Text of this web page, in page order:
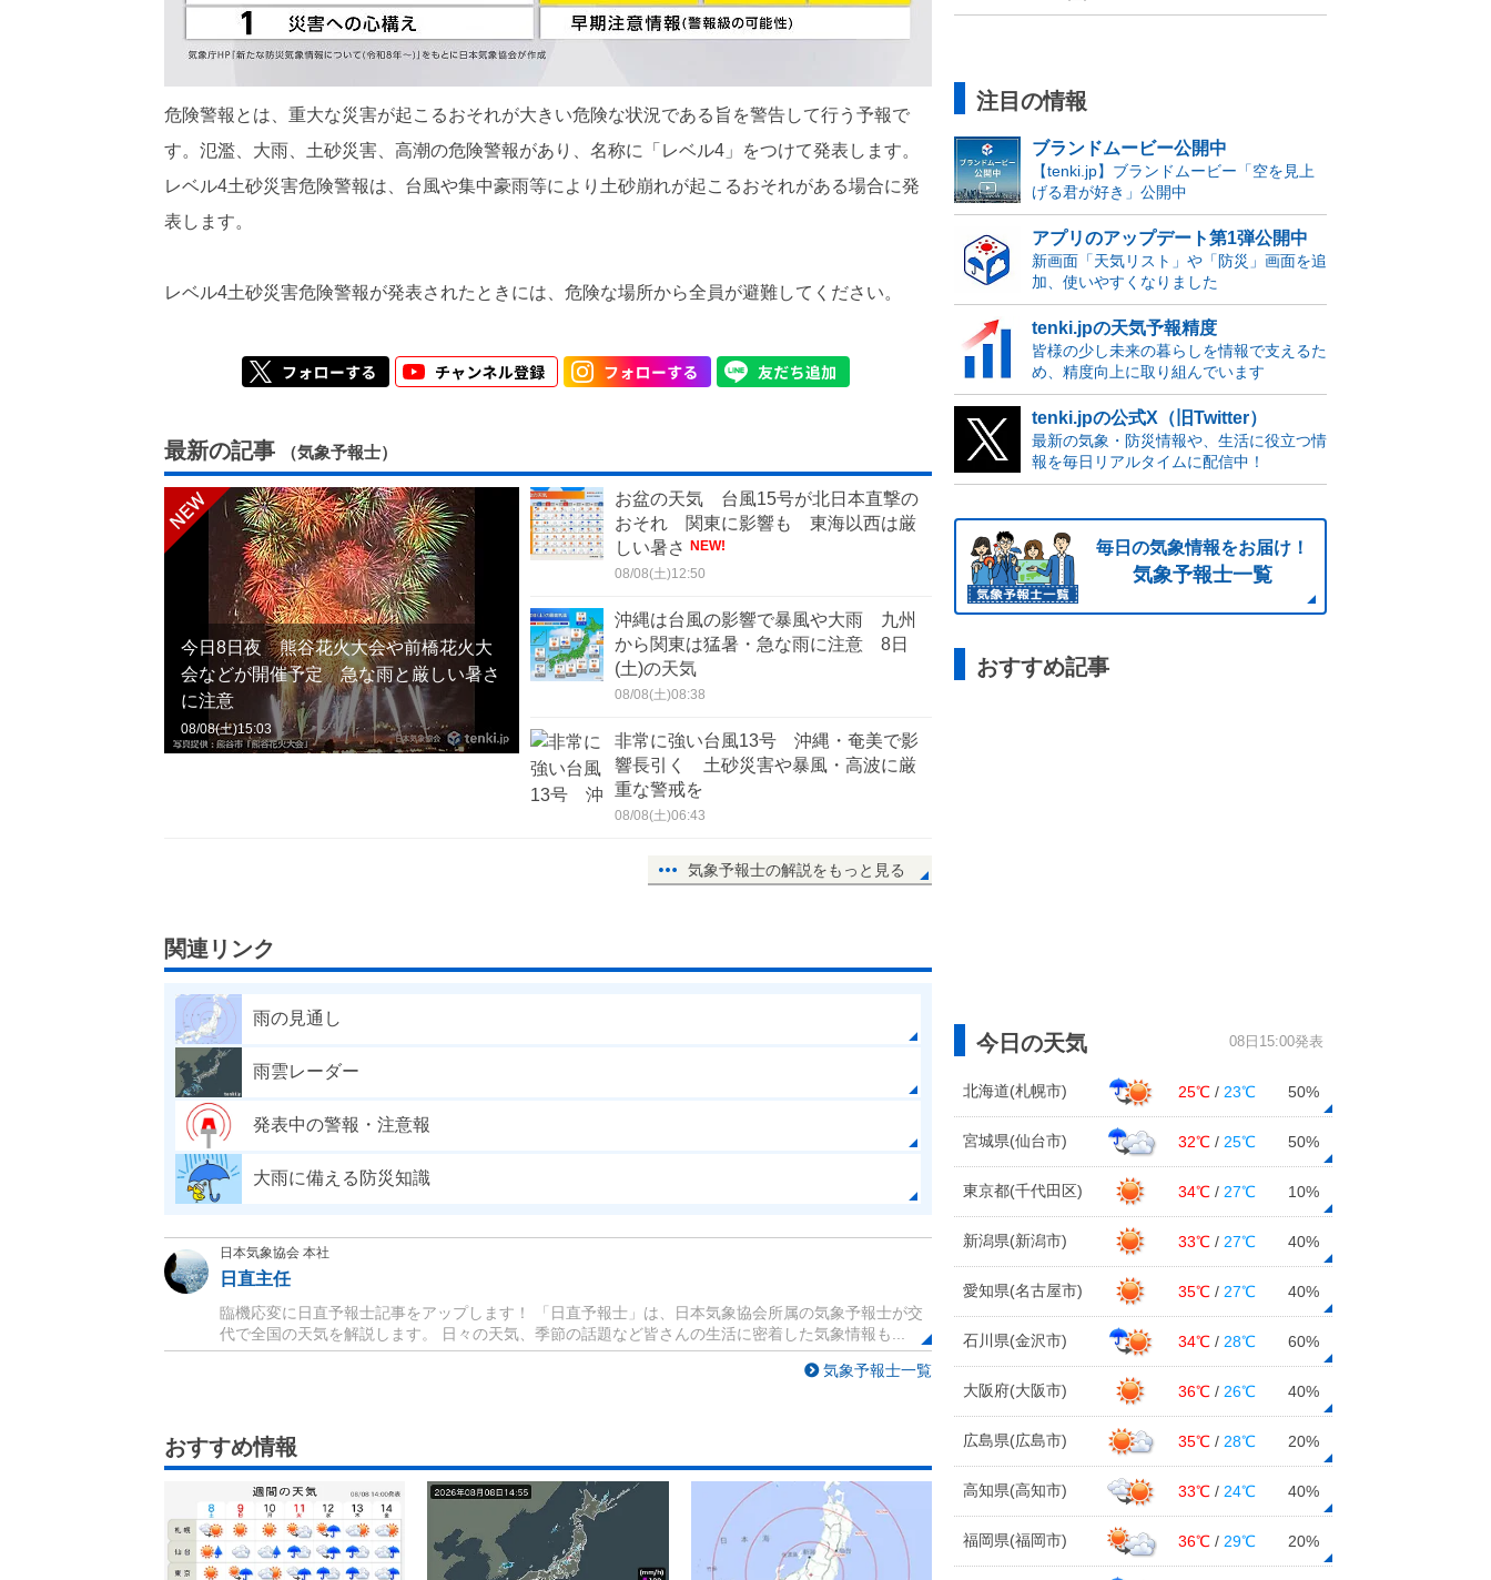
危険警報とは、重大な災害が起こるおそれが大きい危険な状況である旨を警告して行う予報で
す。氾濫、大雨、土砂災害、高潮の危険警報があり、名称に「レベル4」をつけて発表します。
レベル4土砂災害危険警報は、台風や集中豪雨等により土砂崩れが起こるおそれがある場合に発
表します。
レベル4土砂災害危険警報が発表されたときには、危険な場所から全員が避難してください。
最新の記事 （気象予報士）
今日8日夜 熊谷花火大会や前橋花火大
会などが開催予定 急な雨と厳しい暑さ
に注意
08/08(土)15:03
お盆の天気 台風15号が北日本直撃の
おそれ 関東に影響も 東海以西は厳
しい暑さ
NEW!
08/08(土)12:50
沖縄は台風の影響で暴風や大雨 九州
から関東は猛暑・急な雨に注意 8日
(土)の天気
08/08(土)08:38
非常に強い台風13号 沖縄・奄美で影
響長引く 土砂災害や暴風・高波に厳
重な警戒を
08/08(土)06:43
気象予報士の解説をもっと見る
関連リンク
雨の見通し
雨雲レーダー
発表中の警報・注意報
大雨に備える防災知識
日本気象協会 本社
日直主任
臨機応変に日直予報士記事をアップします！ 「日直予報士」は、日本気象協会所属の気象予報士が交
代で全国の天気を解説します。 日々の天気、季節の話題など皆さんの生活に密着した気象情報も...
気象予報士一覧
おすすめ情報
注目の情報
ブランドムービー公開中
【tenki.jp】ブランドムービー「空を見上
げる君が好き」公開中
アプリのアップデート第1弾公開中
新画面「天気リスト」や「防災」画面を追
加、使いやすくなりました
tenki.jpの天気予報精度
皆様の少し未来の暮らしを情報で支えるた
め、精度向上に取り組んでいます
tenki.jpの公式X（旧Twitter）
最新の気象・防災情報や、生活に役立つ情
報を毎日リアルタイムに配信中！
毎日の気象情報をお届け！
気象予報士一覧
おすすめ記事
今日の天気 08日15:00発表
北海道(札幌市) 25℃ / 23℃ 50%
宮城県(仙台市) 32℃ / 25℃ 50%
東京都(千代田区) 34℃ / 27℃ 10%
新潟県(新潟市) 33℃ / 27℃ 40%
愛知県(名古屋市) 35℃ / 27℃ 40%
石川県(金沢市) 34℃ / 28℃ 60%
大阪府(大阪市) 36℃ / 26℃ 40%
広島県(広島市) 35℃ / 28℃ 20%
高知県(高知市) 33℃ / 24℃ 40%
福岡県(福岡市) 36℃ / 29℃ 20%